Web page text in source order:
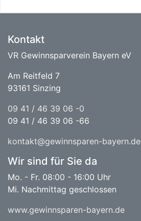
Kontakt
VR Gewinnsparverein Bayern eV
Am Reitfeld 7
93161 Sinzing
09 41 / 46 39 06 -0
09 41 / 46 39 06 -66
kontakt@gewinnsparen-bayern.de
Wir sind für Sie da
Mo. - Fr. 08:00 - 16:00 Uhr
Mi. Nachmittag geschlossen
www.gewinnsparen-bayern.de